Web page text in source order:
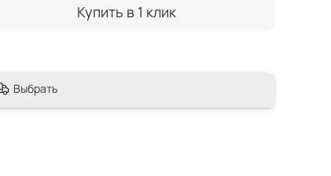
Купить в 1 клик
Выбрать